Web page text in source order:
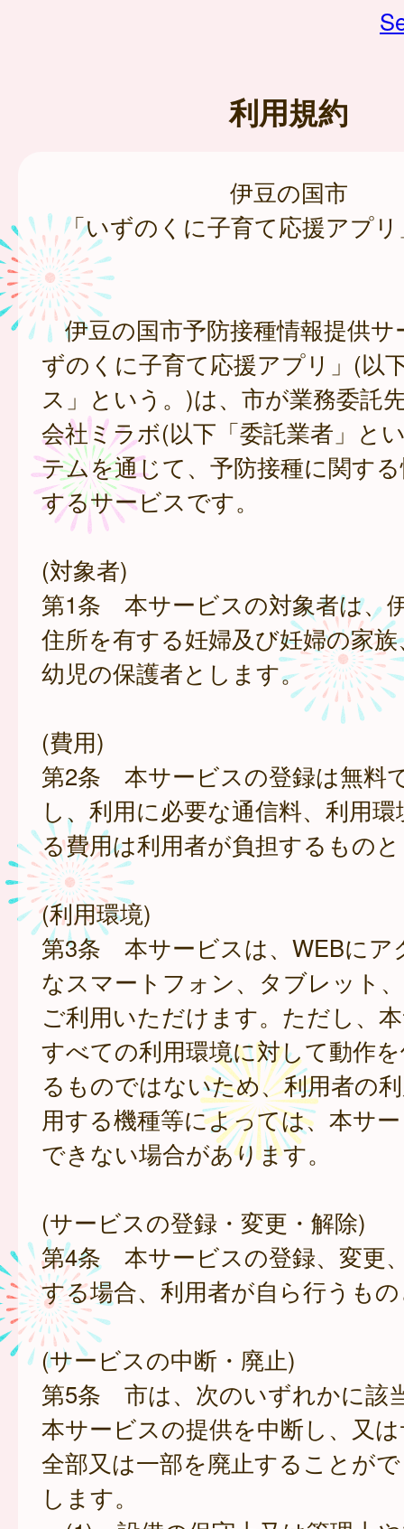
利用規約
伊豆の国市
「いずのくに子育て応援アプ
伊豆の国市予防接種情報提供サ
ずのくに子育て応援アプリ」(以
ス」という。)は、市が業務委託
会社ミラボ(以下「委託業者」と
テムを通じて、予防接種に関す
するサービスです。
(対象者)
第1条 本サービスの対象者は、
住所を有する妊婦及び妊婦の家
幼児の保護者とします。
(費用)
第2条 本サービスの登録は無料
し、利用に必要な通信料、利用
る費用は利用者が負担するもの
(利用環境)
第3条 本サービスは、WEBにア
なスマートフォン、タブレット
ご利用いただけます。ただし、
すべての利用環境に対して動作
るものではないため、利用者の
用する機種等によっては、本サ
できない場合があります。
(サービスの登録・変更・解除)
第4条 本サービスの登録、変更
する場合、利用者が自ら行うも
(サービスの中断・廃止)
第5条 市は、次のいずれかに該
本サービスの提供を中断し、又
全部又は一部を廃止することが
します。